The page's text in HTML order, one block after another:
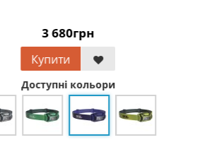
3 680грн
Купити
Доступні кольори